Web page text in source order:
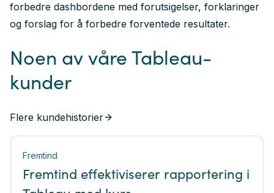
forbedre dashbordene med forutsigelser, forklaringer
og forslag for å forbedre forventede resultater.
Noen av våre Tableau-
kunder
Flere kundehistorier
Fremtind
Fremtind effektiviserer rapportering i